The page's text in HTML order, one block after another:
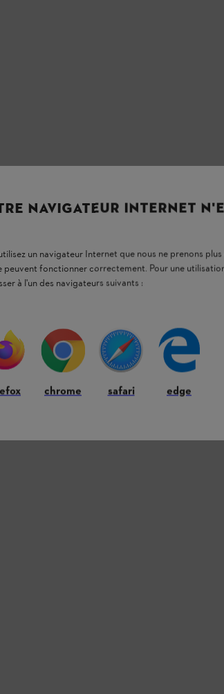
NAVIGATEUR INTERNET
un navigateur Internet que nous ne prenons
peuvent fonctionner correctement. Pour une
à l'un des navigateurs suivants :
chrome safari edge